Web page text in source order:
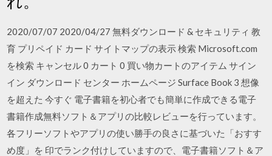
2020/07/07 2020/04/27 無料ダウンロード & セキュリティ 教
育 プリペイド カード サイトマップの表示 検索 Microsoft.com
を検索 キャンセル 0 カート 0 買い物カートのアイテム サイン
イン ダウンロード センター ホームページ Surface Book 3 想像
を超えた 今すぐ 電子書籍を初心者でも簡単に作成できる電子
書籍作成無料ソフト＆アプリの比較レビューを行っています。
各フリーソフトやアプリの使い勝手の良さに基づいた「おすす
め度」を 印でランク付けしていますので、電子書籍ソフト＆ア